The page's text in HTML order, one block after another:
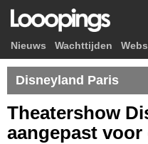
Nieuws Wachttijden
Disneyland Paris
Theatershow
aangepast voor